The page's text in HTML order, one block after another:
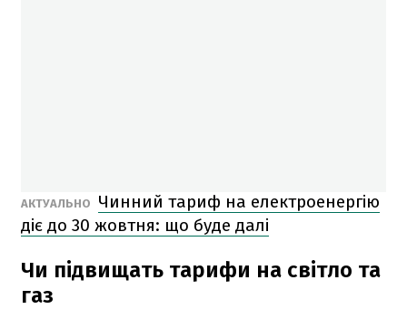
АКТУАЛЬНО
Чинний тариф на електроенергію
діє до 30 жовтня: що буде далі
Чи підвищать тарифи на світло та
газ